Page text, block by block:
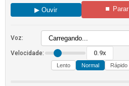
▶ Ouvir ⏹ Parar
Voz:
Velocidade: 0.9x
Lento Normal Rápido